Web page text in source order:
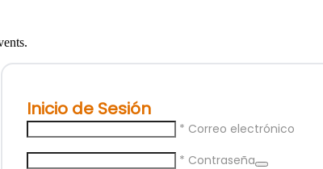
Inicio de Sesión
* Correo electrónico
* Contraseña